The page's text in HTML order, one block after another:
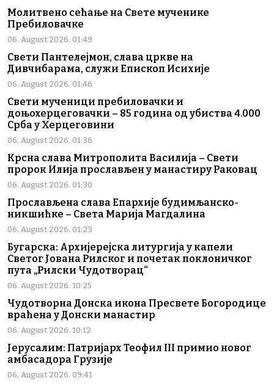
Молитвено сећање на Свете мученике
Пребиловачке
06. August 2026. 01:49
Свети Пантелејмон, слава цркве на
Дивчибарама, служи Епископ Исихије
06. August 2026. 01:46
Свети мученици пребиловачки и
доњохерцеговачки – 85 година од убиства 4.000
Срба у Херцеговини
06. August 2026. 01:36
Крсна слава Митрополита Василија – Свети
пророк Илија прослављен у манастиру Раковац
06. August 2026. 01:30
Прослављена слава Епархије будимљанско-
никшићке – Света Марија Магдалина
06. August 2026. 01:23
Бугарска: Архијерејска литургија у капели
Светог Јована Рилског и почетак поклоничког
пута „Рилски Чудотворац“
06. August 2026. 10:25
Чудотворна Донска икона Пресвете Богородице
враћена у Донски манастир
06. August 2026. 10:12
Јерусалим: Патријарх Теофил III примио новог
амбасадора Грузије
06. August 2026. 09:41